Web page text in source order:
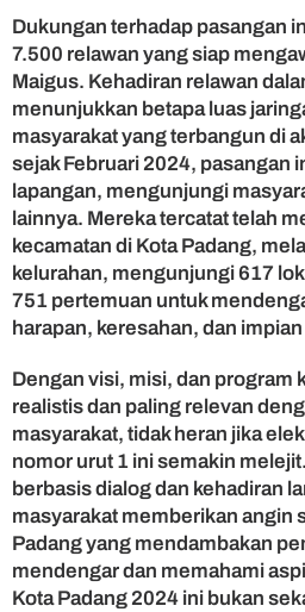
Dukungan terhadap pasangan
7.500 relawan yang siap
Maigus. Kehadiran relawan
menunjukkan betapa luas
masyarakat yang terbangun di
sejak Februari 2024, pasangan
lapangan, mengunjungi
lainnya. Mereka tercatat telah
kecamatan di Kota Padang,
kelurahan, mengunjungi 617
751 pertemuan untuk
harapan, keresahan, dan
Dengan visi, misi, dan program
realistis dan paling relevan
masyarakat, tidak heran jika
nomor urut 1 ini semakin
berbasis dialog dan kehadiran
masyarakat memberikan angin
Padang yang mendambakan
mendengar dan memahami
Kota Padang 2024 ini bukan